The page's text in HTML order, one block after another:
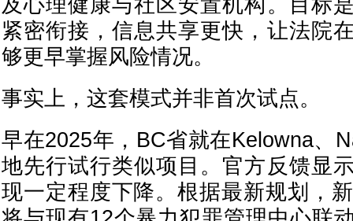
及心理健康与社区安置机构。目标
紧密衔接，信息共享更快，让法院
够更早掌握风险情况。
事实上，这套模式并非首次试点。
早在2025年，BC省就在Kelowna、
地先行试行类似项目。官方反馈显
现一定程度下降。根据最新规划，